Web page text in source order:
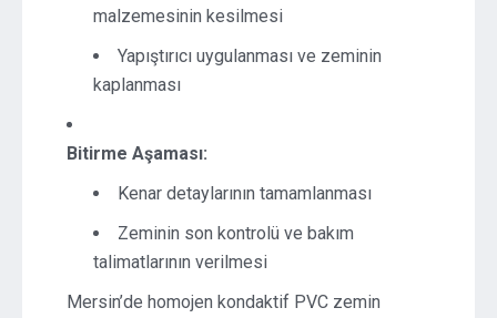
malzemesinin kesilmesi
Yapıştırıcı uygulanması ve zeminin
kaplanması
Bitirme Aşaması:
Kenar detaylarının tamamlanması
Zeminin son kontrolü ve bakım
talimatlarının verilmesi
Mersin’de homojen kondaktif PVC zemin